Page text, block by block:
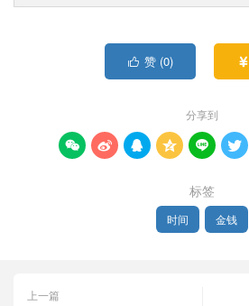
 赞 (0) 
分享到
     
标签
时间 金钱
上一篇